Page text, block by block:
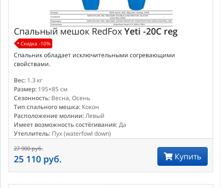
Спальный мешок RedFox Yeti -20C reg
Скидка -10%
Спальник обладает исключительными согревающими
свойствами.
Вес: 1.3 кг
Размер: 195×85 см
Сезонность: Весна, Осень
Тип спального мешка: Кокон
Расположение молнии:Левый
Имеет возможность состёгивания:Да
Утеплитель: Пух (waterfowl down)
27 900 руб.
25 110 руб. Купить